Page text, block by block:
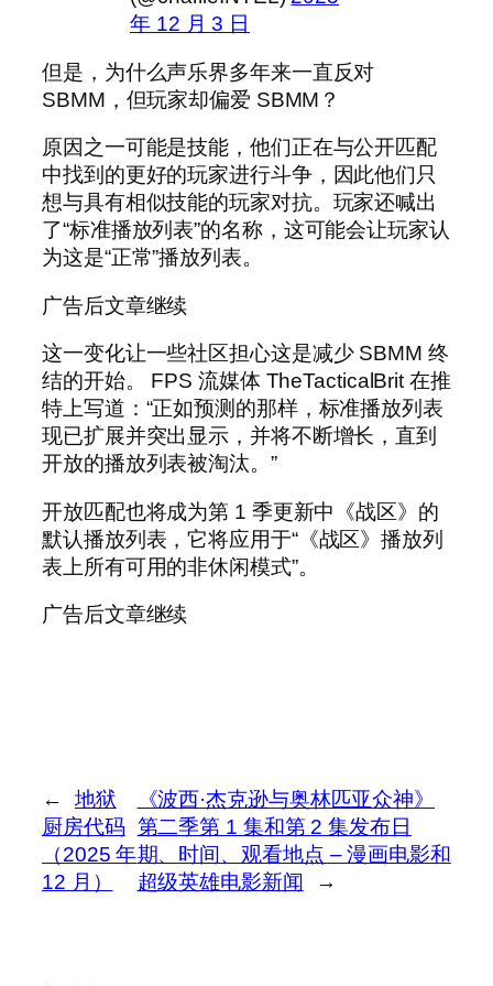
年 12 月 3 日
但是，为什么声乐界多年来一直反对
SBMM，但玩家却偏爱 SBMM？
原因之一可能是技能，他们正在与公开匹配
中找到的更好的玩家进行斗争，因此他们只
想与具有相似技能的玩家对抗。玩家还喊出
了“标准播放列表”的名称，这可能会让玩家认
为这是“正常”播放列表。
广告后文章继续
这一变化让一些社区担心这是减少 SBMM 终
结的开始。 FPS 流媒体 TheTacticalBrit 在推
特上写道：“正如预测的那样，标准播放列表
现已扩展并突出显示，并将不断增长，直到
开放的播放列表被淘汰。”
开放匹配也将成为第 1 季更新中《战区》的
默认播放列表，它将应用于“《战区》播放列
表上所有可用的非休闲模式”。
广告后文章继续
←
地狱
厨房代码
（2025 年
12 月）
《波西·杰克逊与奥林匹亚众神》
第二季第 1 集和第 2 集发布日
期、时间、观看地点 – 漫画电影和
超级英雄电影新闻
→